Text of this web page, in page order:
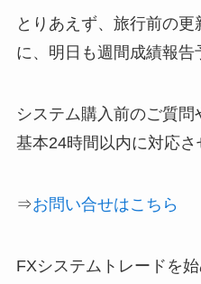
とりあえず、旅行前の更
に、明日も週間成績報告
システム購入前のご質
基本24時間以内に対応さ
⇒お問い合せはこちら
FXシステムトレードを始